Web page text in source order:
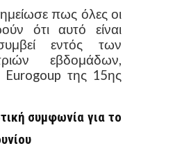
πως όλες οι
ότι αυτό είναι
εντός των
εβδομάδων,
της 15ης
συμφωνία για το